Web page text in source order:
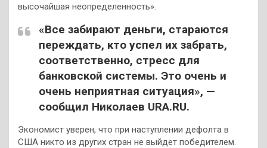
высочайшая неопределенность».
«Все забирают деньги, стараются
переждать, кто успел их забрать,
соответственно, стресс для
банковской системы. Это очень и
очень неприятная ситуация», —
сообщил Николаев URA.RU.
Экономист уверен, что при наступлении дефолта в
США никто из других стран не выйдет победителем.